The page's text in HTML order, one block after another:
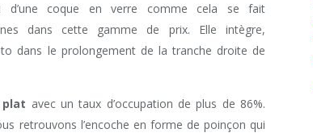
d’une coque en verre comme cela se fait
dans cette gamme de prix. Elle intègre,
dans le prolongement de la tranche droite de
plat avec un taux d’occupation de plus de 86%.
retrouvons l’encoche en forme de poinçon qui